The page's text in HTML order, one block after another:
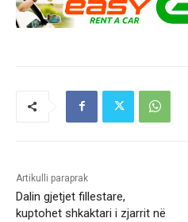
Artikulli paraprak
Dalin gjetjet fillestare,
kuptohet shkaktari i zjarrit në